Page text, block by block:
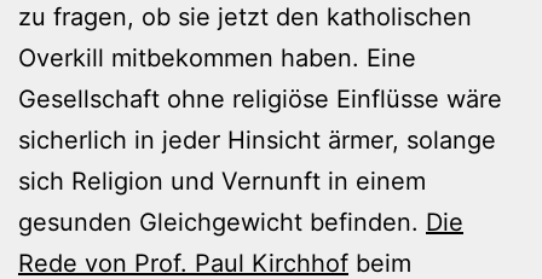
zu fragen, ob sie jetzt den katholischen
Overkill mitbekommen haben. Eine
Gesellschaft ohne religiöse Einflüsse wäre
sicherlich in jeder Hinsicht ärmer, solange
sich Religion und Vernunft in einem
gesunden Gleichgewicht befinden. Die
Rede von Prof. Paul Kirchhof beim